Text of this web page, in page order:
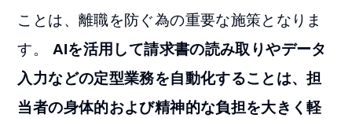
ことは、離職を防ぐ為の重要な施策となりま
す。 AIを活用して請求書の読み取りやデータ
入力などの定型業務を自動化することは、担
当者の身体的および精神的な負担を大きく軽